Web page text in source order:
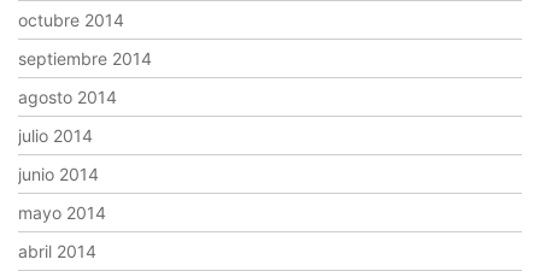
octubre 2014
septiembre 2014
agosto 2014
julio 2014
junio 2014
mayo 2014
abril 2014